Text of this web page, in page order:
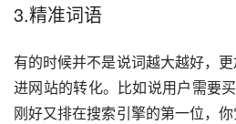
3.精准词语
有的时候并不是说词越大越好，
进网站的转化。比如说用户需要
刚好又排在搜索引擎的第一位，